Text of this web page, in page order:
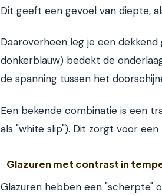
Dit geeft een gevoel van diepte,
Daaroverheen leg je een dekkend
donkerblauw) bedekt de
de spanning tussen het
Een bekende combinatie is een
als "white slip"). Dit zorgt voor
Glazuren met contrast in
Glazuren hebben een "scherpte"